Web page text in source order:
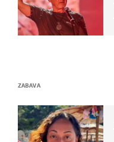
ZABAVA